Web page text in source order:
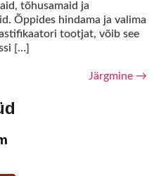
tõhusamaid ja
Õppides hindama ja valima
tootjat, võib see
[…]
Järgmine →